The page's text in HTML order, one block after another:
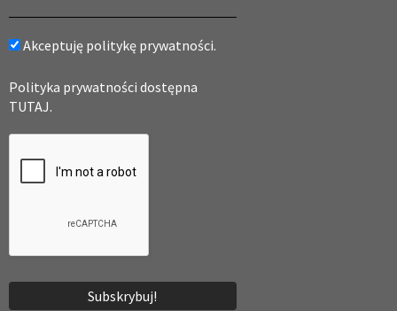
Akceptuję politykę prywatności.
Polityka prywatności dostępna
TUTAJ.